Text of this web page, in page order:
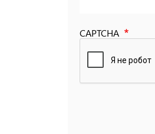
CAPTCHA